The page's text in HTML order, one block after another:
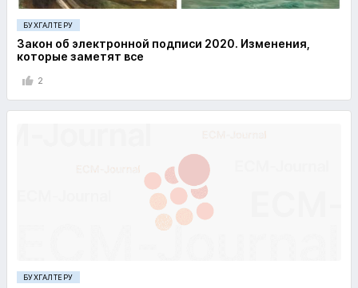
БУХГАЛТЕРУ
Закон об электронной подписи 2020. Изменения,
которые заметят все
2
БУХГАЛТЕРУ